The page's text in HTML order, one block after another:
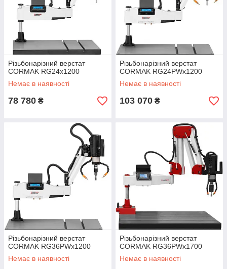
Різьбонарізний верстат
CORMAK RG24x1200
Немає в наявності
78 780 ₴
Різьбонарізний верстат
CORMAK RG24PWx1200
Немає в наявності
103 070 ₴
Різьбонарізний верстат
CORMAK RG36PWx1200
Немає в наявності
Різьбонарізний верстат
CORMAK RG36PWx1700
Немає в наявності